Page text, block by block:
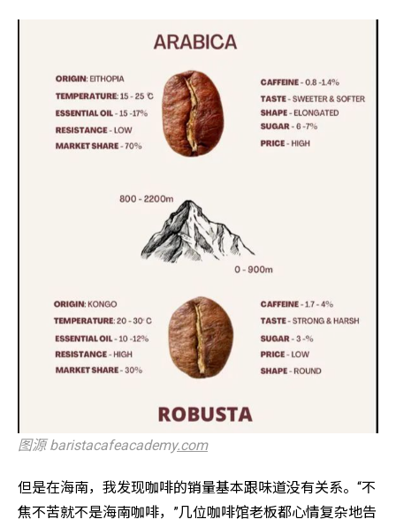
图源 baristacafeacademy.com
但是在海南，我发现咖啡的销量基本跟味道没有关系。“不
焦不苦就不是海南咖啡，”几位咖啡馆老板都心情复杂地告